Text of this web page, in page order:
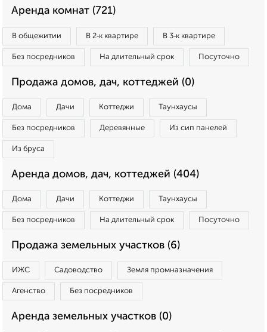
Аренда комнат (721)
В общежитии В 2‑к квартире В 3‑к квартире
Без посредников На длительный срок Посуточно
Продажа домов, дач, коттеджей (0)
Дома Дачи Коттеджи Таунхаусы
Без посредников Деревянные Из сип панелей
Из бруса
Аренда домов, дач, коттеджей (404)
Дома Дачи Коттеджи Таунхаусы
Без посредников На длительный срок Посуточно
Продажа земельных участков (6)
ИЖС Садоводство Земля промназначения
Агенство Без посредников
Аренда земельных участков (0)